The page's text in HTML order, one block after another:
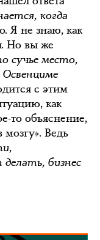
когда
Я не знаю, как
Но вы же
сучье место,
Освенциме
с этим
как
то объяснение,
мозгу». Ведь
бизнес